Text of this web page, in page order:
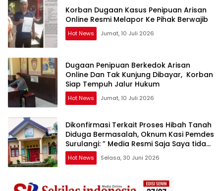
Korban Dugaan Kasus Penipuan Arisan
Online Resmi Melapor Ke Pihak Berwajib
Hot News Jumat, 10 Juli 2026
Dugaan Penipuan Berkedok Arisan
Online Dan Tak Kunjung Dibayar, Korban
Siap Tempuh Jalur Hukum
Hot News Jumat, 10 Juli 2026
Dikonfirmasi Terkait Proses Hibah Tanah
Diduga Bermasalah, Oknum Kasi Pemdes
Surulangi: ” Media Resmi Saja Saya tidak
Takut apalagi Media Abal Abal Seperti
Kalian”
Hot News Selasa, 30 Juni 2026